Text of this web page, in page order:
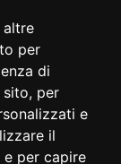
altre
per
di
sito, per
e
il
per capire